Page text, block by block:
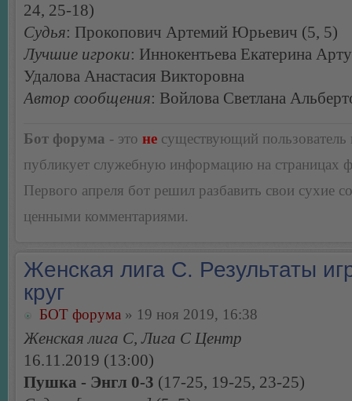
24, 25-18)
Судья: Прокопович Артемий Юрьевич (5, 5)
Лучшие игроки: Иннокентьева Екатерина
Удалова Анастасия Викторовна
Автор сообщения: Войлова Светлана
Бот форума - это не существующий пользователь
публикует служебную информацию на страницах
Первого апреля бот решил разбавить свои сухие
ценными комментариями.
Женская лига С. Результаты
круг
БОТ форума » 19 ноя 2019, 16:38
Женская лига С, Лига С Центр
16.11.2019 (13:00)
Пушка - Энгл 0-3 (17-25, 19-25, 23-25)